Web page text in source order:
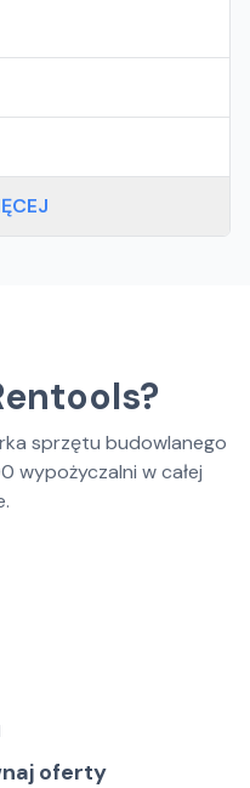
sprzętu budowlanego
wypożyczalni w całej
oferty